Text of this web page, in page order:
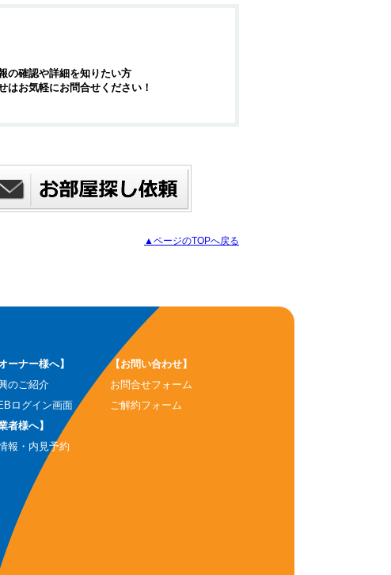
の確認や詳細を知りたい方
はお気軽にお問合せください！
▲ページのTOPへ戻る
ーナー様へ】
のご紹介
ログイン画面
者様へ】
報・内見予約
【お問い合わせ】
お問合せフォーム
ご解約フォーム